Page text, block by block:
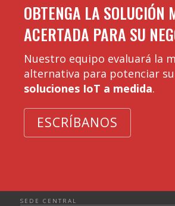
OBTENGA LA SOLUCIÓN
ACERTADA PARA SU
Nuestro equipo evaluará la
alternativa para potenciar
soluciones IoT a medida.
ESCRÍBANOS
SEDE CENTRAL